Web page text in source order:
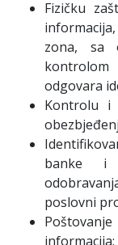
Fizičku
zona, sa
odgovara
Kontrolu i
banke i
poslovni
informacija;